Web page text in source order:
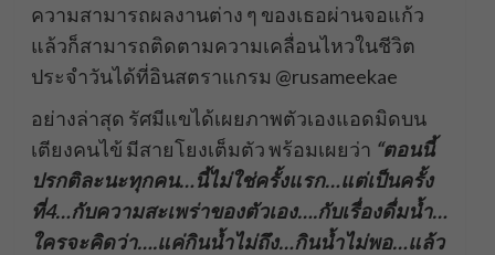
ความสามารถผลงานต่าง ๆ ของเธอผ่านจอแก้ว
แล้วก็สามารถติดตามความเคลื่อนไหวในชีวิต
ประจำวันได้ที่อินสตราแกรม @rusameekae
อย่างล่าสุด รัศมีแขได้เผยภาพตัวเองแอดมิดบน
เตียงคนไข้ มีสายโยงเต็มตัว พร้อมเผยว่า “ตอนนี้
ปรกติละนะทุกคน…นี้ไม่ใช่ครั้งแรก…แต่เป็นครั้ง
ที่4…กับความสะเพร่าของตัวเอง….กับเรื่องดื่มน้ำ…
ใครจะคิดว่า….แค่กินน้ำไม่ถึง…กินน้ำไม่พอ…แล้ว